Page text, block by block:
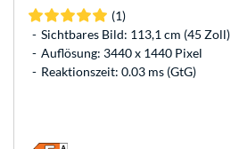
(1)
Sichtbares Bild: 113,1 cm (45 Zoll)
Auflösung: 3440 x 1440 Pixel
Reaktionszeit: 0.03 ms (GtG)